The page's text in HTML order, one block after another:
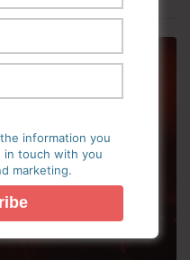
information you
in touch with you
marketing.